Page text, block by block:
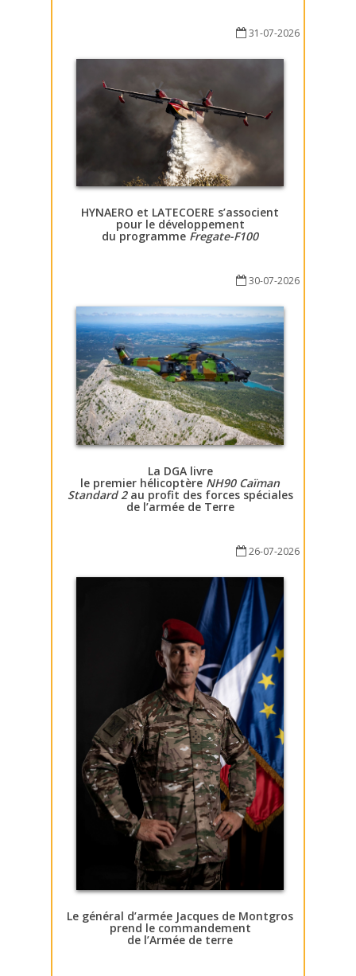
31-07-2026
HYNAERO et LATECOERE s’associent
pour le développement
du programme Fregate-F100
30-07-2026
La DGA livre
le premier hélicoptère NH90 Caïman
Standard 2au profit des forces spéciales
de l’armée de Terre
26-07-2026
Le général d’armée Jacques de Montgros
prend le commandement
de l’Armée de terre